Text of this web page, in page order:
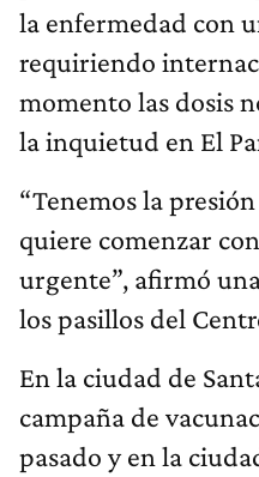
la enfermedad con
requiriendo
momento las dosis
la inquietud en El
“Tenemos la
quiere comenzar
urgente”, afirmó
los pasillos del
En la ciudad de
campaña de
pasado y en la